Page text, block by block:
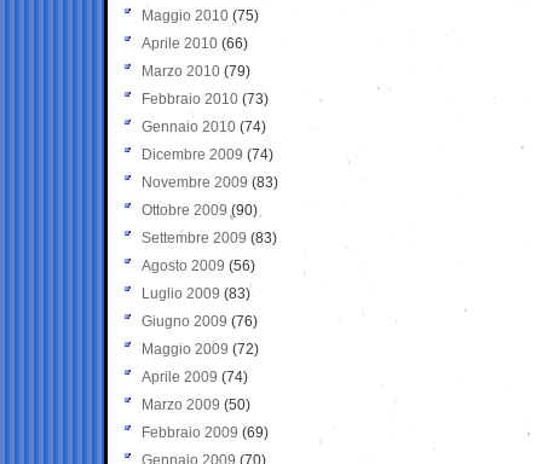
Maggio 2010 (75)
Aprile 2010 (66)
Marzo 2010 (79)
Febbraio 2010 (73)
Gennaio 2010 (74)
Dicembre 2009 (74)
Novembre 2009 (83)
Ottobre 2009 (90)
Settembre 2009 (83)
Agosto 2009 (56)
Luglio 2009 (83)
Giugno 2009 (76)
Maggio 2009 (72)
Aprile 2009 (74)
Marzo 2009 (50)
Febbraio 2009 (69)
Gennaio 2009 (70)